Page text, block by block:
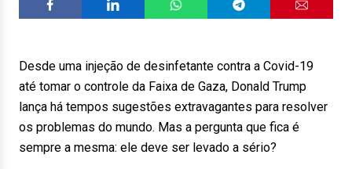
Desde uma injeção de desinfetante contra a Covid-19
até tomar o controle da Faixa de Gaza, Donald Trump
lança há tempos sugestões extravagantes para resolver
os problemas do mundo. Mas a pergunta que fica é
sempre a mesma: ele deve ser levado a sério?